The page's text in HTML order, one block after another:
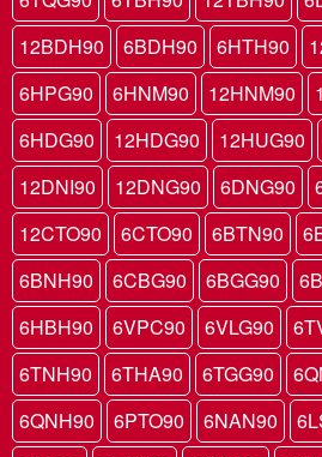
12BDH90
6BDH90 6HTH90
6HPG90
6HNM90 12HNM90
6HDG90
12HDG90 12HUG90
12DNI90
12DNG90 6DNG90
12CTO90
6CTO90 6BTN90
6BNH90
6CBG90 6BGG90
6HBH90
6VPC90 6VLG90
6TNH90
6THA90 6TGG90
6QNH90
6PTO90 6NAN90